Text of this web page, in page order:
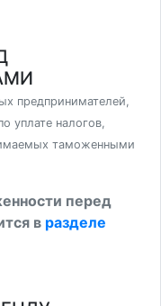
предпринимателей,
уплате налогов,
таможенными
перед
в разделе